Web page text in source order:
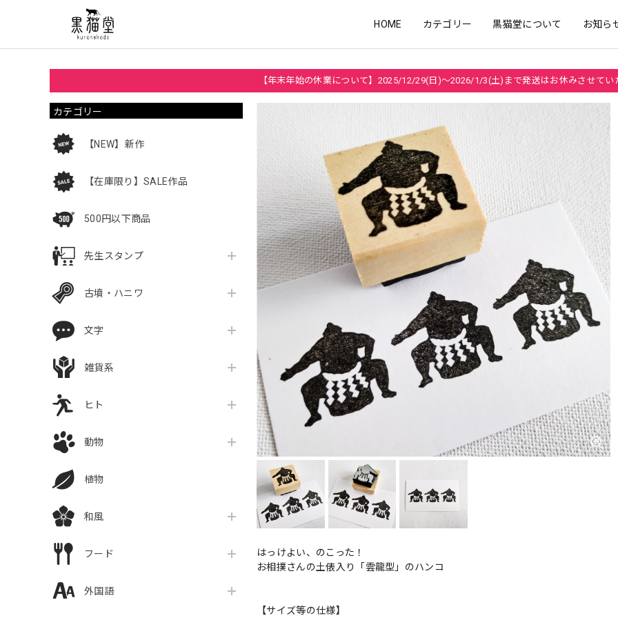
HOME カテゴリー 黒猫堂について お知ら
【年末年始の休業について】2025/12/29(日)～2026/1/3(土)まで発送はお休みさせてい
カテゴリー
【NEW】新作
【在庫限り】SALE作品
500円以下商品
先生スタンプ
古墳・ハニワ
文字
雑貨系
ヒト
動物
植物
和風
フード
外国語
はっけよい、のこった！
お相撲さんの土俵入り「雲龍型」のハンコ
【サイズ等の仕様】